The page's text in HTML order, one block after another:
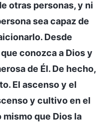
otras personas, y ni
sea capaz de
Desde
conozca a Dios y
de Él. De hecho,
El ascenso y el
y cultivo en el
que Dios la